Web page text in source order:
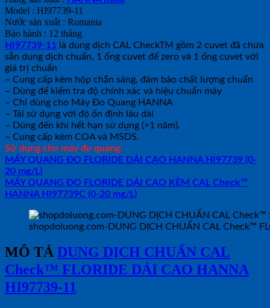
Model : HI97739-11
Nước sản xuất : Rumania
Bảo hành : 12 tháng
HI97739-11 là dung dịch CAL CheckTM gồm 2 cuvet đã chứa
sẵn dung dịch chuẩn, 1 ống cuvet để zero và 1 ống cuvet với
giá trị chuẩn
– Cung cấp kèm hộp chắn sáng, đảm bảo chất lượng chuẩn
– Dùng để kiểm tra độ chính xác và hiệu chuẩn máy
– Chỉ dùng cho Máy Đo Quang HANNA
– Tái sử dụng với độ ổn định lâu dài
– Dùng đến khi hết hạn sử dụng (>1 năm).
– Cung cấp kèm COA và MSDS.
Sử dụng cho máy đo quang:
MÁY QUANG ĐO FLORIDE DẢI CAO HANNA HI97739 (0-
20 mg/L)
MÁY QUANG ĐO FLORIDE DẢI CAO KÈM CAL Check™
HANNA HI97739C (0-20 mg/L)
shopdoluong.com-DUNG DỊCH CHUẨN CAL Check™
MÔ TẢ DUNG DỊCH CHUẨN CAL
Check™ FLORIDE DẢI CAO HANNA
HI97739-11